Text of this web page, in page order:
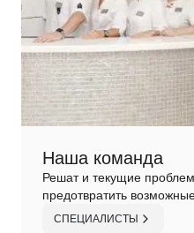
Наша команда
Решат и текущие
предотвратить
СПЕЦИАЛИСТЫ